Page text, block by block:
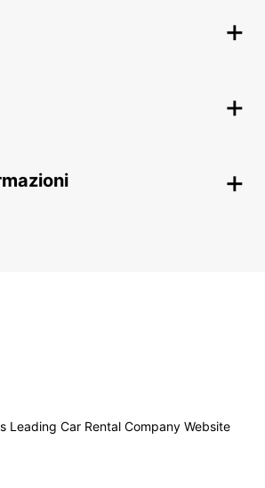
Leading Car Rental Company Website